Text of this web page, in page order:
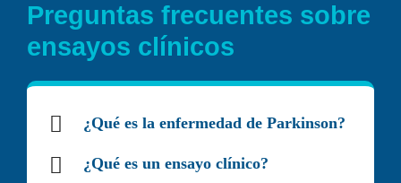
Preguntas frecuentes sobre
ensayos clínicos
¿Qué es la enfermedad de Parkinson?
¿Qué es un ensayo clínico?